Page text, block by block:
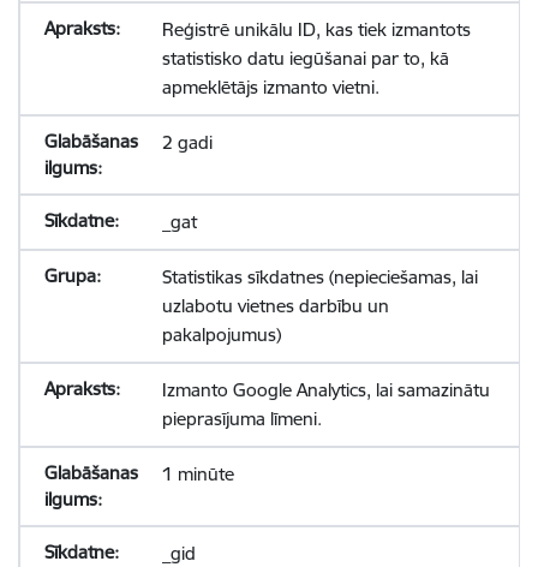
Reģistrē unikālu ID, kas tiek izmantots
statistisko datu iegūšanai par to, kā
apmeklētājs izmanto vietni.
2 gadi
_gat
Statistikas sīkdatnes (nepieciešamas, lai
uzlabotu vietnes darbību un
pakalpojumus)
Izmanto Google Analytics, lai samazinātu
pieprasījuma līmeni.
1 minūte
_gid